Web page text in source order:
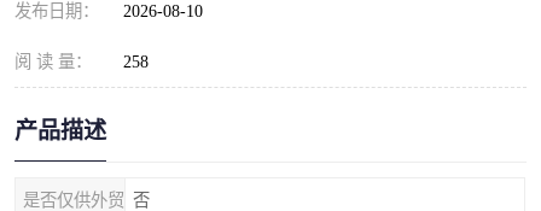
发布日期： 2026-08-10
阅 读 量： 258
产品描述
是否仅供外贸 否